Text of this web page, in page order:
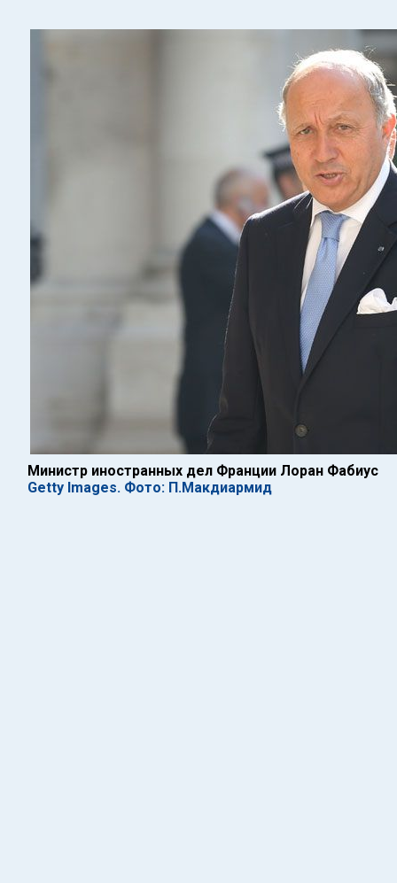
Министр иностранных дел Франции Лоран Фабиус
Getty Images. Фото: П.Макдиармид